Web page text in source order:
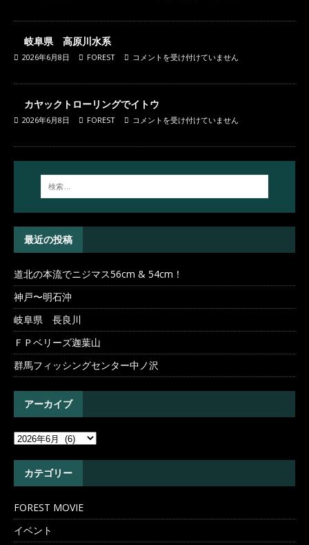
岐阜県 高原川水系
2026年6月8日 FOREST コメントを受け付けていません
カヤックトローリングでイトウ
2026年6月8日 FOREST コメントを受け付けていません
最近の投稿
道北の本流でニジマス56cm & 54cm！
神戸〜明石沖
岐阜県 長良川
ＦＰベリーズ迦葉山
群馬フィッシングセンター中ノ沢
アーカイブ
カテゴリー
FOREST MOVIE
イベント